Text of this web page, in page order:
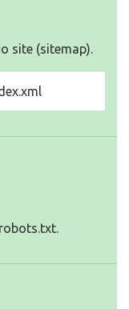
site (sitemap).